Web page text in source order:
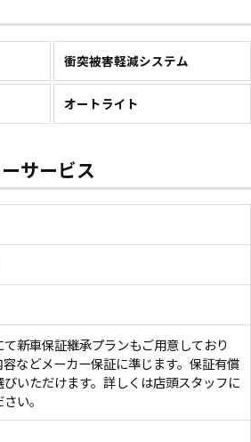
衝突被害軽減システム
オートライト
サービス
新車保証継承プランもご用意しており
などメーカー保証に準じます。保証有償
いただけます。詳しくは店頭スタッフに
い。